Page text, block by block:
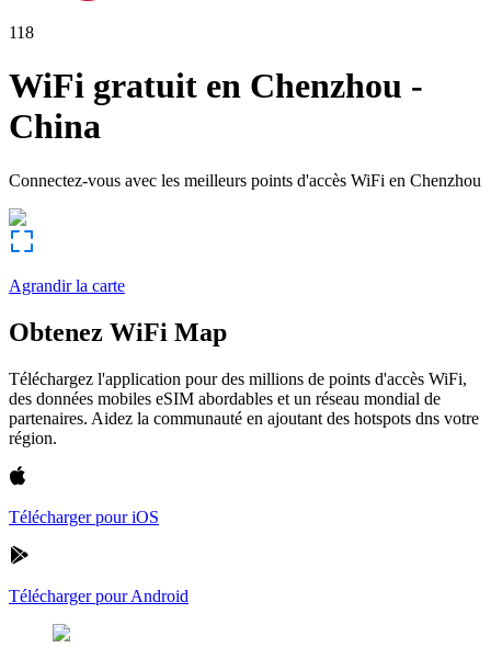
118
WiFi gratuit en Chenzhou -
China
Connectez-vous avec les meilleurs points d'accès WiFi en Chenzhou
Agrandir la carte
Obtenez WiFi Map
Téléchargez l'application pour des millions de points d'accès WiFi,
des données mobiles eSIM abordables et un réseau mondial de
partenaires. Aidez la communauté en ajoutant des hotspots dns votre
région.
Télécharger pour iOS
Télécharger pour Android